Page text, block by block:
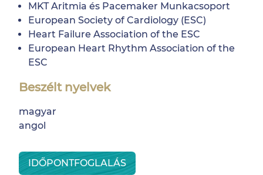
MKT Aritmia és Pacemaker Munkacsoport
European Society of Cardiology (ESC)
Heart Failure Association of the ESC
European Heart Rhythm Association of the
ESC
Beszélt nyelvek
magyar
angol
IDŐPONTFOGLALÁS